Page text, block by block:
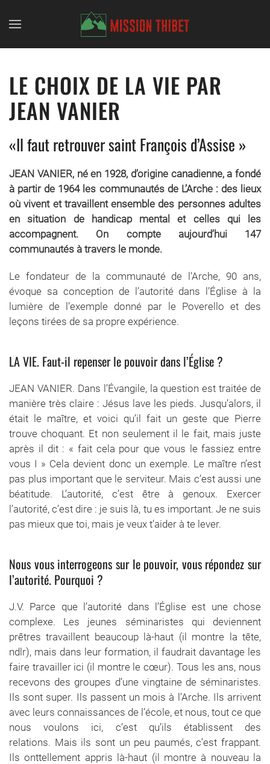
Skip to main content
LE CHOIX DE LA VIE PAR
JEAN VANIER
«Il faut retrouver saint François d’Assise »
JEAN VANIER, né en 1928, d’origine canadienne, a fondé
à partir de 1964 les communautés de L’Arche : des lieux
où vivent et travaillent ensemble des personnes adultes
en situation de handicap mental et celles qui les
accompagnent. On compte aujourd’hui 147
communautés à travers le monde.
Le fondateur de la communauté de l’Arche, 90 ans,
évoque sa conception de l’autorité dans l’Église à la
lumière de l’exemple donné par le Poverello et des
leçons tirées de sa propre expérience.
LA VIE. Faut-il repenser le pouvoir dans l’Église ?
JEAN VANIER. Dans l’Évangile, la question est traitée de
manière très claire : Jésus lave les pieds. Jusqu’alors, il
était le maître, et voici qu’il fait un geste que Pierre
trouve choquant. Et non seulement il le fait, mais juste
après il dit : « fait cela pour que vous le fassiez entre
vous I » Cela devient donc un exemple. Le maître n’est
pas plus important que le serviteur. Mais c’est aussi une
béatitude. L’autorité, c’est être à genoux. Exercer
l’autorité, c’est dire : je suis là, tu es important. Je ne suis
pas mieux que toi, mais je veux t’aider à te lever.
Nous vous interrogeons sur le pouvoir, vous répondez sur
l’autorité. Pourquoi ?
J.V. Parce que l’autorité dans l’Église est une chose
complexe. Les jeunes séminaristes qui deviennent
prêtres travaillent beaucoup là-haut (il montre la tête,
ndlr), mais dans leur formation, il faudrait davantage les
faire travailler ici (il montre le cœur). Tous les ans, nous
recevons des groupes d’une vingtaine de séminaristes.
Ils sont super. Ils passent un mois à l’Arche. Ils arrivent
avec leurs connaissances de l’école, et nous, tout ce que
nous voulons ici, c’est qu’ils établissent des
relations. Mais ils sont un peu paumés, c’est frappant.
Ils onttellement appris là-haut (il montre à nouveau la